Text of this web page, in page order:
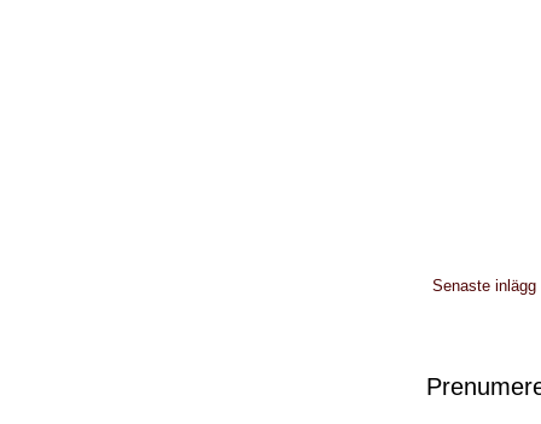
Senaste inlägg